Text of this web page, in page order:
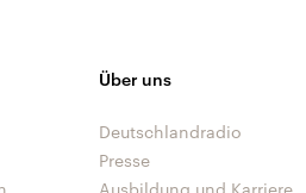
Über uns
Deutschlandradio
Presse
Ausbildung und Karriere